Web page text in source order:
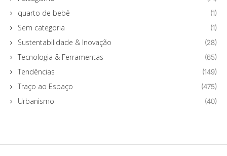
quarto de bebê (1)
Sem categoria (1)
Sustentabilidade & Inovação (28)
Tecnologia & Ferramentas (65)
Tendências (149)
Traço ao Espaço (475)
Urbanismo (40)